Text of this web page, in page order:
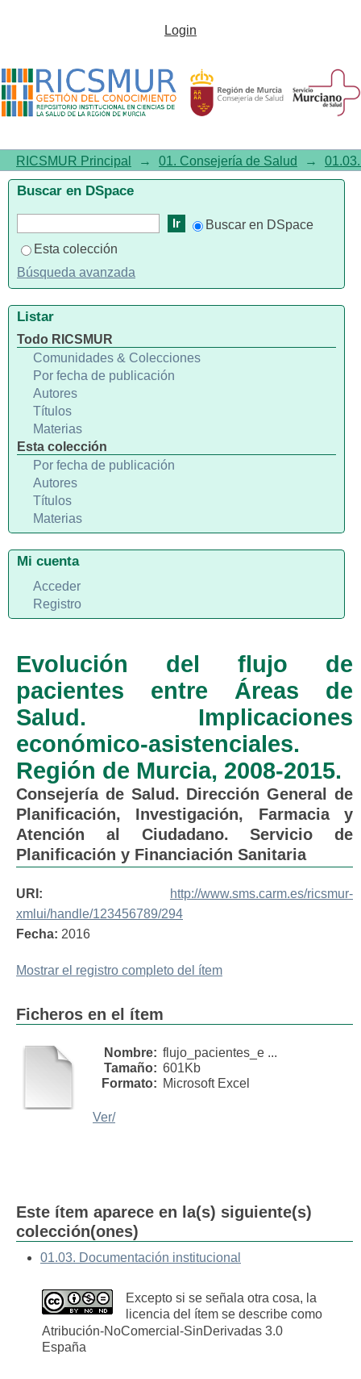
Evolución del flujo de pacientes
Implicaciones económico-
asistenciales. Región de Murcia,
2008-2015.
Login
RICSMUR Principal → 01. Consejería de Salud →
Evolución del flujo de
pacientes entre Áreas de
Salud. Implicaciones
económico-asistenciales.
Región de Murcia, 2008-2015.
Consejería de Salud. Dirección General de
Planificación, Investigación, Farmacia y
Atención al Ciudadano. Servicio de
Planificación y Financiación Sanitaria
URI:
http://www.sms.carm.es/ricsmur-
xmlui/handle/123456789/294
Fecha: 2016
Mostrar el registro completo del ítem
Ficheros en el ítem
Nombre: flujo_pacientes_e ...
Tamaño: 601Kb
Formato: Microsoft Excel
Ver/
Este ítem aparece en la(s) siguiente(s)
colección(ones)
01.03. Documentación institucional
Excepto si se señala otra cosa, la
licencia del ítem se describe como
Atribución-NoComercial-SinDerivadas 3.0
España
Buscar en DSpace
Buscar en DSpace
Esta colección
Búsqueda avanzada
Listar
Todo RICSMUR
Comunidades & Colecciones
Por fecha de publicación
Autores
Títulos
Materias
Esta colección
Por fecha de publicación
Autores
Títulos
Materias
Mi cuenta
Acceder
Registro